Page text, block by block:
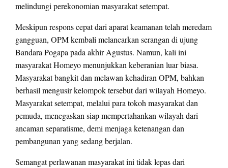
melindungi perekonomian masyarakat setempat.
Meskipun respons cepat dari aparat keamanan telah meredam
gangguan, OPM kembali melancarkan serangan di ujung
Bandara Pogapa pada akhir Agustus. Namun, kali ini
masyarakat Homeyo menunjukkan keberanian luar biasa.
Masyarakat bangkit dan melawan kehadiran OPM, bahkan
berhasil mengusir kelompok tersebut dari wilayah Homeyo.
Masyarakat setempat, melalui para tokoh masyarakat dan
pemuda, menegaskan siap mempertahankan wilayah dari
ancaman separatisme, demi menjaga ketenangan dan
pembangunan yang sedang berjalan.
Semangat perlawanan masyarakat ini tidak lepas dari